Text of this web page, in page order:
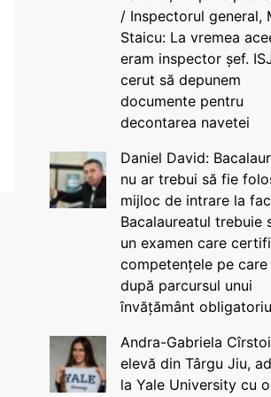
/ Inspectorul general,
Staicu: La vremea
eram inspector șef.
cerut să depunem
documente pentru
decontarea navetei
Daniel David:
nu ar trebui să fie
mijloc de intrare la
Bacalaureatul trebuie
un examen care
competențele pe care
după parcursul unui
învățământ obligatoriu
Andra-Gabriela
elevă din Târgu Jiu,
la Yale University cu